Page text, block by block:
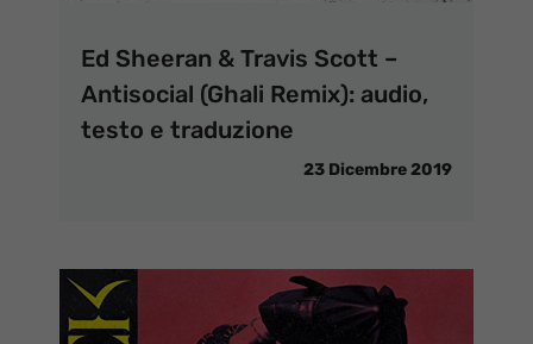
Ed Sheeran & Travis Scott –
Antisocial (Ghali Remix): audio,
testo e traduzione
23 Dicembre 2019